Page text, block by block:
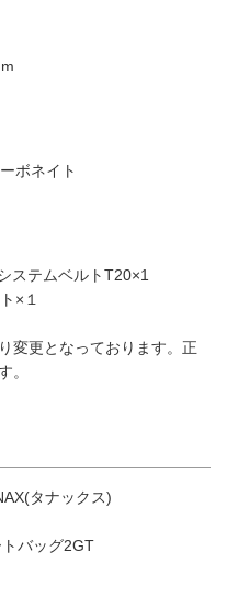
ボネイト
ステムベルトT20×1
×１
変更となっております。正
。
タナックス)
バッグ2GT